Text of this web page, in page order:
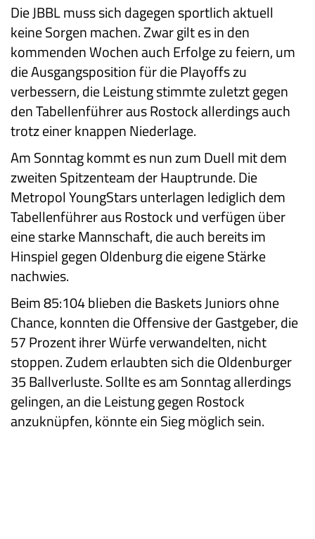
Die JBBL muss sich dagegen sportlich aktuell
keine Sorgen machen. Zwar gilt es in den
kommenden Wochen auch Erfolge zu feiern, um
die Ausgangsposition für die Playoffs zu
verbessern, die Leistung stimmte zuletzt gegen
den Tabellenführer aus Rostock allerdings auch
trotz einer knappen Niederlage.
Am Sonntag kommt es nun zum Duell mit dem
zweiten Spitzenteam der Hauptrunde. Die
Metropol YoungStars unterlagen lediglich dem
Tabellenführer aus Rostock und verfügen über
eine starke Mannschaft, die auch bereits im
Hinspiel gegen Oldenburg die eigene Stärke
nachwies.
Beim 85:104 blieben die Baskets Juniors ohne
Chance, konnten die Offensive der Gastgeber, die
57 Prozent ihrer Würfe verwandelten, nicht
stoppen. Zudem erlaubten sich die Oldenburger
35 Ballverluste. Sollte es am Sonntag allerdings
gelingen, an die Leistung gegen Rostock
anzuknüpfen, könnte ein Sieg möglich sein.